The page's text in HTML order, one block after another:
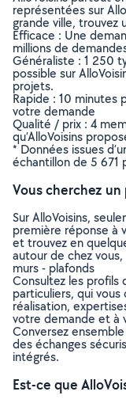
représentées sur
grande ville, trouvez
Efficace : Une
millions de
Généraliste : 1 250
possible sur
projets.
Rapide : 10 minutes
votre demande
Qualité / prix : 4
qu’AlloVoisins
* Données issues
échantillon de 5 671
Vous cherchez
Sur AlloVoisins,
première réponse à
et trouvez en
autour de chez
murs - plafonds
Consultez les profils
particuliers, qui
réalisation,
votre demande et à
Conversez
des échanges
intégrés.
Est-ce que